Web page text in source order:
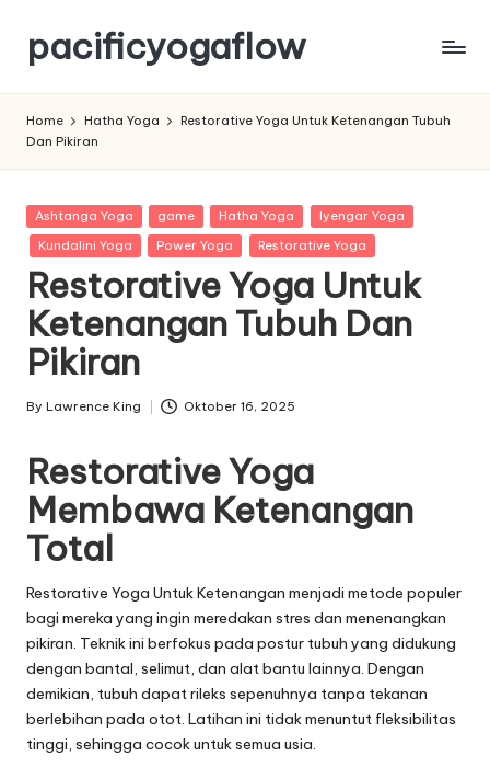
Skip
content
pacificyogaflow
Dan
Home Hatha Yoga
Restorative Yoga Untuk Ketenangan Tubuh
Dan Pikiran
Posted
in
Ashtanga Yoga game Hatha Yoga
Iyengar Yoga
Kundalini Yoga
Power Yoga Restorative Yoga
Restorative Yoga Untuk
Ketenangan Tubuh Dan
Pikiran
Posted
By Lawrence King Oktober 16, 2025
Restorative Yoga
Membawa Ketenangan
Total
Restorative Yoga Untuk Ketenangan menjadi metode populer
bagi mereka yang ingin meredakan stres dan menenangkan
pikiran. Teknik ini berfokus pada postur tubuh yang didukung
dengan bantal, selimut, dan alat bantu lainnya. Dengan
demikian, tubuh dapat rileks sepenuhnya tanpa tekanan
berlebihan pada otot. Latihan ini tidak menuntut fleksibilitas
tinggi, sehingga cocok untuk semua usia.